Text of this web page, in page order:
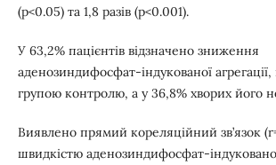
(p<0.05) та 1,8 разів (p<0.001).
У 63,2% пацієнтів відзначено зниження
аденозиндифосфат-індукованої
групою контролю, а у 36,8% хворих його
Виявлено прямий кореляційний зв’язок
швидкістю аденозиндифосфат-індукованої